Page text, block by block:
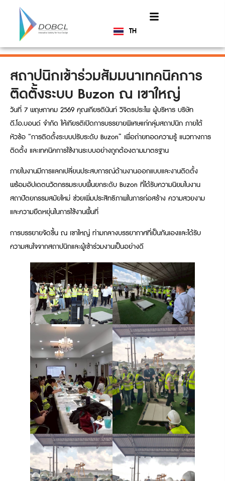
TH
EN
สถาปนิกเข้าร่วมสัมมนาเทคนิคการ
ติดตั้งระบบ Buzon ณ เขาใหญ่
วันที่ 7 พฤษภาคม 2569 คุณเกียรตินันท์ วิจิตรประไพ ผู้บริหาร บริษัท
ดี.โอ.บอนด์ จำกัด ให้เกียรติเปิดการบรรยายพิเศษแก่กลุ่มสถาปนิก ภายใต้
หัวข้อ “การติดตั้งระบบปรับระดับ Buzon” เพื่อถ่ายทอดความรู้ แนวทางการ
ติดตั้ง และเทคนิคการใช้งานระบบอย่างถูกต้องตามมาตรฐาน
ภายในงานมีการแลกเปลี่ยนประสบการณ์ด้านงานออกแบบและงานติดตั้ง
พร้อมอัปเดตนวัตกรรมระบบพื้นยกระดับ Buzon ที่ได้รับความนิยมในงาน
สถาปัตยกรรมสมัยใหม่ ช่วยเพิ่มประสิทธิภาพในการก่อสร้าง ความสวยงาม
และความยืดหยุ่นในการใช้งานพื้นที่
การบรรยายจัดขึ้น ณ เขาใหญ่ ท่ามกลางบรรยากาศที่เป็นกันเองและได้รับ
ความสนใจจากสถาปนิกและผู้เข้าร่วมงานเป็นอย่างดี